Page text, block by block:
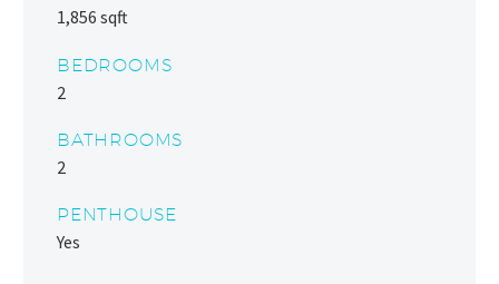
1,856 sqft
BEDROOMS
2
BATHROOMS
2
PENTHOUSE
Yes